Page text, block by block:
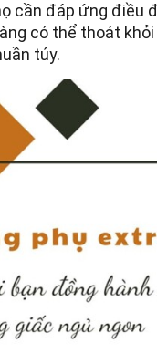
cần đáp ứng điều
có thể thoát
túy.